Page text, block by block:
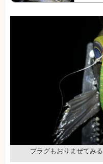
プラグもおりまぜてみる